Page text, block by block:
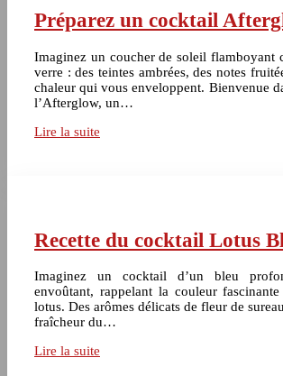
Préparez un cocktail
Imaginez un coucher de soleil flamboyant
verre : des teintes ambrées, des notes
chaleur qui vous enveloppent. Bienvenue
l’Afterglow, un…
Lire la suite
Recette du cocktail Lotus
Imaginez un cocktail d’un bleu
envoûtant, rappelant la couleur
lotus. Des arômes délicats de fleur de
fraîcheur du…
Lire la suite